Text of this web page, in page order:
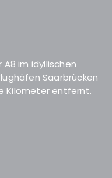
A8 im idyllischen
Saarbrücken
Kilometer entfernt.